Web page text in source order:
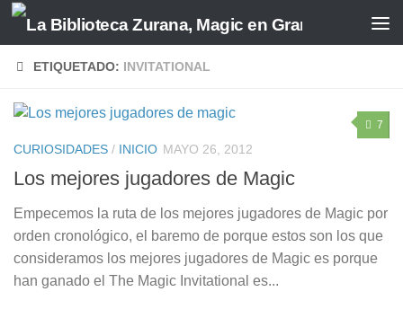
Saltar al contenido
ETIQUETADO: INVITATIONAL
7
CURIOSIDADES / INICIO MAYO 26, 2012
Los mejores jugadores de Magic
Empecemos la ruta de los mejores jugadores de Magic por
orden cronológico, el baremo de porque estos son los que
consideramos los mejores jugadores de Magic es porque
han ganado el The Magic Invitational es...